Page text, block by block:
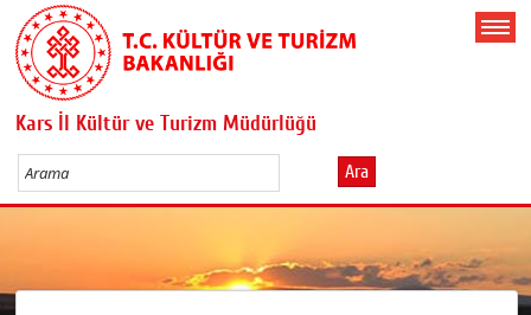
Kars İl Kültür ve Turizm Müdürlüğü
Ara